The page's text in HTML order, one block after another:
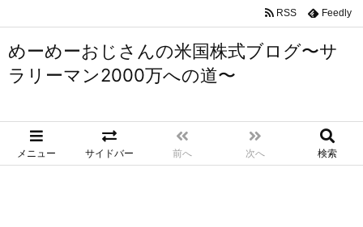
めーめーおじさんの米国株式ブログ〜サ
ラリーマン2000万への道〜
メニュー サイドバー 前へ 次へ 検索
RSS Feedly